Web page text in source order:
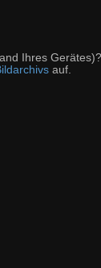
Ihres
auf.